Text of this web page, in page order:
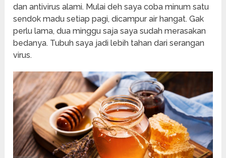
dan antivirus alami. Mulai deh saya coba minum satu
sendok madu setiap pagi, dicampur air hangat. Gak
perlu lama, dua minggu saja saya sudah merasakan
bedanya. Tubuh saya jadi lebih tahan dari serangan
virus.